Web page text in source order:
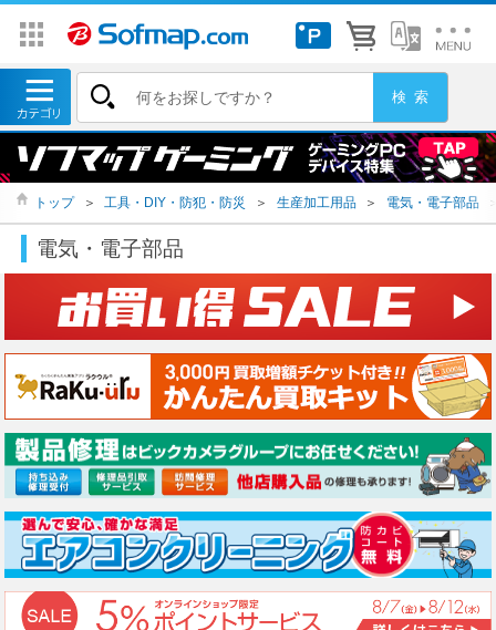
トップ ＞ 工具・DIY・防犯・防災 ＞ 生産加工用品 ＞ 電気・電子部品
電気・電子部品